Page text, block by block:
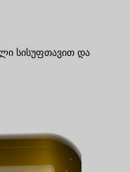
სისუფთავით და